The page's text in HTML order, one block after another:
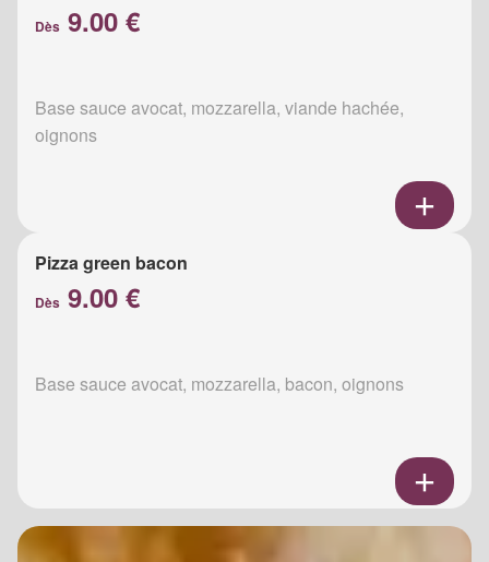
Dès 9.00 €
Base sauce avocat, mozzarella, viande hachée,
oignons
Pizza green bacon
Dès 9.00 €
Base sauce avocat, mozzarella, bacon, oignons